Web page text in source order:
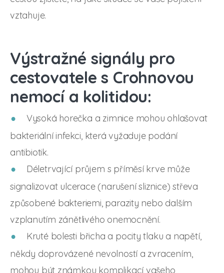
vztahuje.
Výstražné signály pro
cestovatele s Crohnovou
nemocí a kolitidou:
Vysoká horečka a zimnice mohou ohlašovat
bakteriální infekci, která vyžaduje podání
antibiotik.
Déletrvající průjem s příměsí krve může
signalizovat ulcerace (narušení sliznice) střeva
způsobené bakteriemi, parazity nebo dalším
vzplanutím zánětlivého onemocnění.
Kruté bolesti břicha a pocity tlaku a napětí,
někdy doprovázené nevolností a zvracením,
mohou být známkou komplikací vašeho